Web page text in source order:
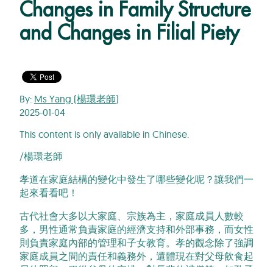
Changes in Family Structure
and Changes in Filial Piety
By: Ms Yang (楊環老師)
2025-01-04
This content is only available in Chinese.
/楊環老師
孝道在家庭結構的變化中發生了哪些變化呢？讓我們一
起來看看吧！
古代社會大多以大家庭、宗族為主，家庭成員人數較
多，男性通常負責家庭的經濟支持和外部事務，而女性
則負責家庭內部的管理和子女教育。孝的觀念除了強調
家庭成員之間的責任和義務外，還體現在對父母飲食起